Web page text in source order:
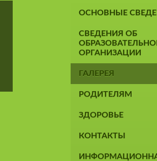
ОСНОВНЫЕ
СВЕДЕНИЯ ОБ
ОРГАНИЗАЦИИ
ГАЛЕРЕЯ
РОДИТЕЛЯМ
ЗДОРОВЬЕ
КОНТАКТЫ